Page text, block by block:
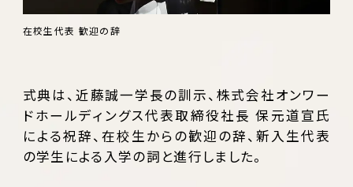
在校生代表 歓迎の辞
式典は、近藤誠一学長の訓示、株式会社オンワー
ドホールディングス代表取締役社長 保元道宣氏
による祝辞、在校生からの歓迎の辞、新入生代表
の学生による入学の詞と進行しました。